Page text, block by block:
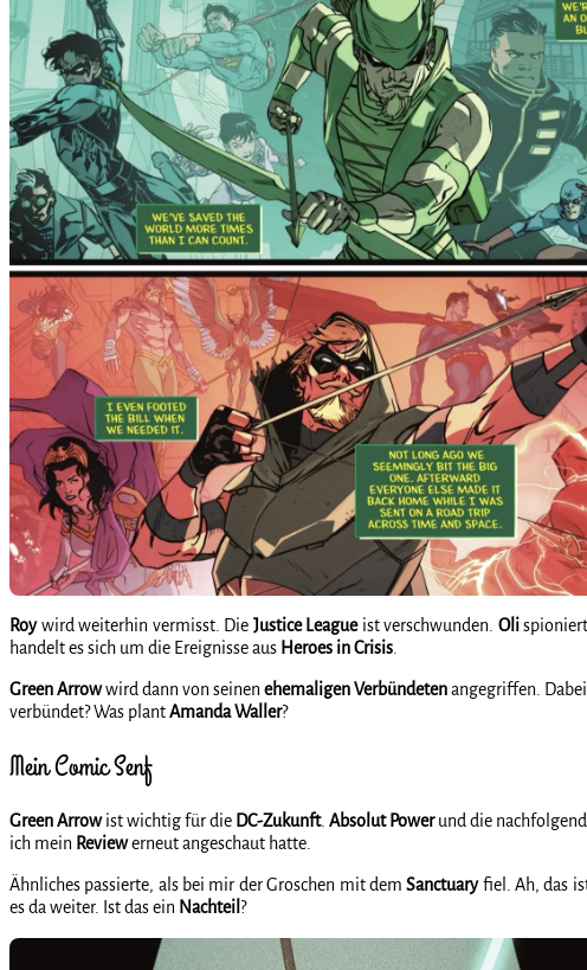
Roywird weiterhin vermisst. Die Justice Leagueist verschwunden. Oli
handelt es sich um die Ereignisse aus Heroes in Crisis
GreenArrowwird dann von seinen ehemaligenVerbündetenangegriffen.
verbündet? Was plantAmandaWaller?
Mein Comic Senf
GreenArrowist wichtig für die DC-Zukunft.Absolut Powerund die
ich mein Reviewerneut angeschaut hatte.
Ähnliches passierte, als bei mir der Groschen mit demSanctuaryfiel. Ah, das
es da weiter. Ist das ein Nachteil ?